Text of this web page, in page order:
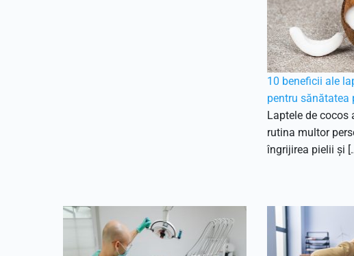
10 beneficii ale
pentru sănătatea
Laptele de cocos
rutina multor
îngrijirea pielii și